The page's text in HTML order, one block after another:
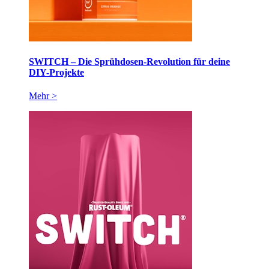
SWITCH – Die Sprühdosen-Revolution für deine
DIY-Projekte
Mehr >